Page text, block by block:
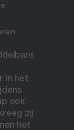
in het
ook
zij
het